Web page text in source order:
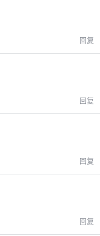
回复
回复
回复
回复